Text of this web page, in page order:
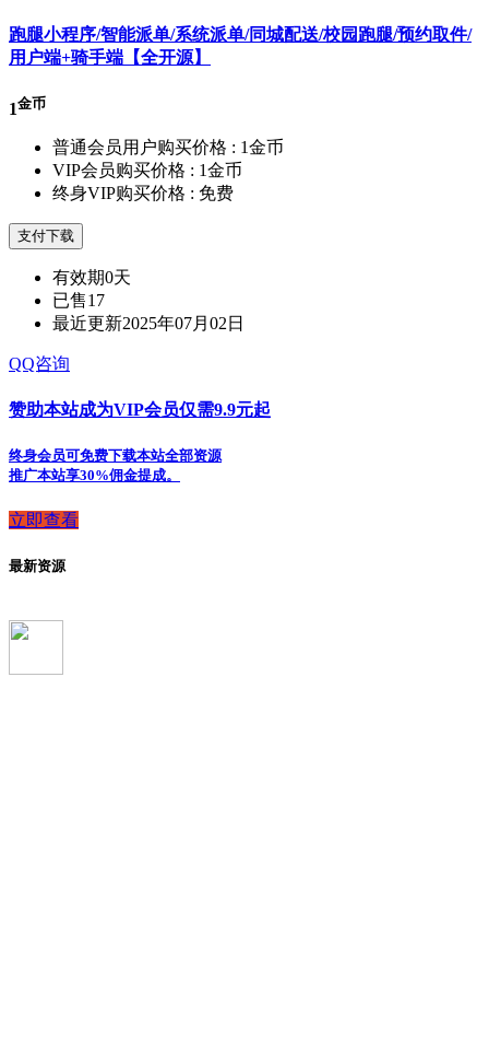
跑腿小程序/智能派单/系统派单/同城配送/校园跑腿/预约取件/
用户端+骑手端【全开源】
1金币
普通会员用户购买价格 : 1金币
VIP会员购买价格 : 1金币
终身VIP购买价格 : 免费
支付下载
有效期0天
已售17
最近更新2025年07月02日
QQ咨询
赞助本站成为VIP会员仅需9.9元起
终身会员可免费下载本站全部资源
推广本站享30%佣金提成。
立即查看
最新资源